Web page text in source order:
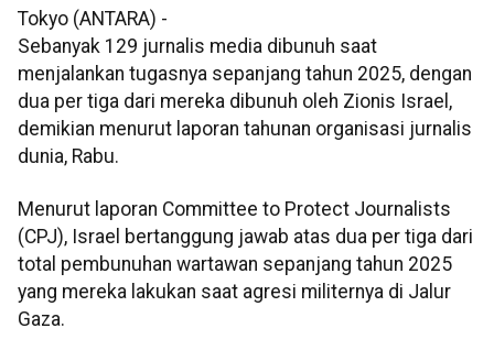
Tokyo (ANTARA) -
Sebanyak 129 jurnalis media dibunuh saat
menjalankan tugasnya sepanjang tahun 2025, dengan
dua per tiga dari mereka dibunuh oleh Zionis Israel,
demikian menurut laporan tahunan organisasi jurnalis
dunia, Rabu.
Menurut laporan Committee to Protect Journalists
(CPJ), Israel bertanggung jawab atas dua per tiga dari
total pembunuhan wartawan sepanjang tahun 2025
yang mereka lakukan saat agresi militernya di Jalur
Gaza.